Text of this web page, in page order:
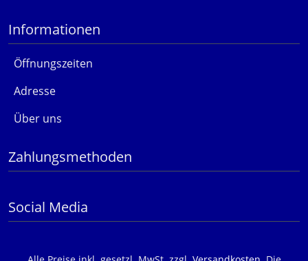
Informationen
Öffnungszeiten
Adresse
Über uns
Zahlungsmethoden
Social Media